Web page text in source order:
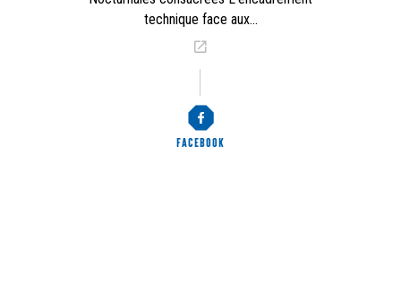
technique face aux…
FACEBOOK